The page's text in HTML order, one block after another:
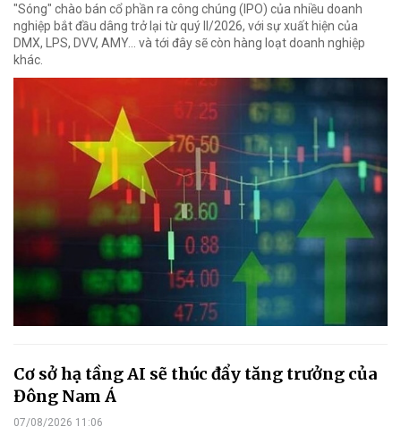
"Sóng" chào bán cổ phần ra công chúng (IPO) của nhiều doanh
nghiệp bắt đầu dâng trở lại từ quý II/2026, với sự xuất hiện của
DMX, LPS, DVV, AMY... và tới đây sẽ còn hàng loạt doanh nghiệp
khác.
Cơ sở hạ tầng AI sẽ thúc đẩy tăng trưởng của
Đông Nam Á
07/08/2026 11:06